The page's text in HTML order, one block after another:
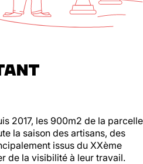
2017, les 900m2 de la parcelle
la saison des artisans, des
issus du XXème
de la visibilité à leur travail.